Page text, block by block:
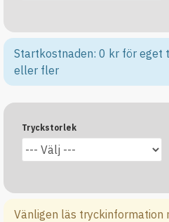
Startkostnaden: 0 kr för eget
eller fler
Tryckstorlek
Vänligen läs tryckinformation